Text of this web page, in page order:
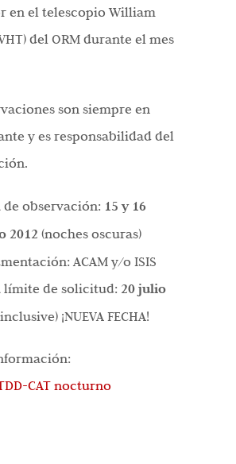
en el telescopio William
del ORM durante el mes
son siempre en
y es responsabilidad del
de observación: 15 y 16
2012 (noches oscuras)
ACAM y/o ISIS
límite de solicitud: 20 julio
¡NUEVA FECHA!
CAT nocturno